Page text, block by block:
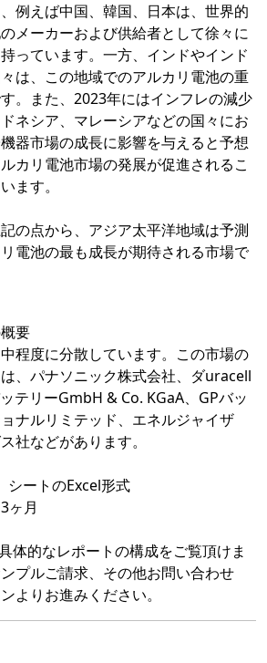
例えば中国、韓国、日本は、世界的
メーカーおよび供給者として徐々に
っています。一方、インドやインド
は、この地域でのアルカリ電池の重
。また、2023年にはインフレの減少
ネシア、マレーシアなどの国々にお
器市場の成長に影響を与えると予想
カリ電池市場の発展が促進されるこ
ます。
の点から、アジア太平洋地域は予測
電池の最も成長が期待される市場で
要
程度に分散しています。この市場の
、パナソニック株式会社、ダuracell
テリーGmbH & Co. KGaA、GPバッ
ナルリミテッド、エネルジャイザ
社などがあります。
シートのExcel形式
ヶ月
体的なレポートの構成をご覧頂けま
プルご請求、その他お問い合わせ
よりお進みください。